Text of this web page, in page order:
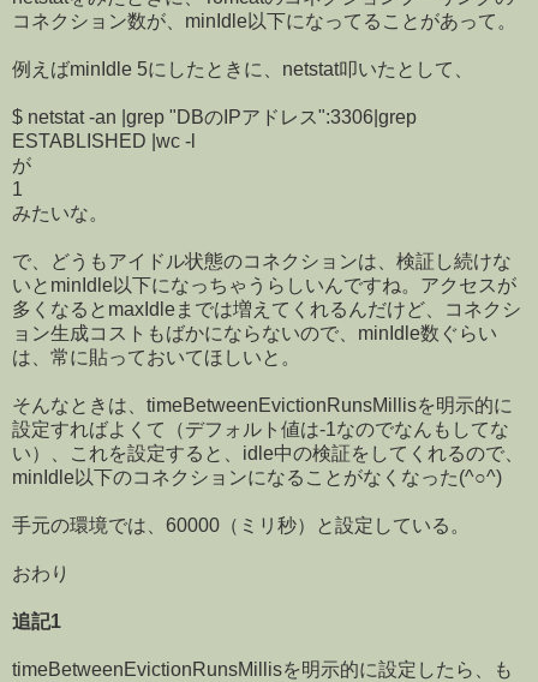
コネクション数が、minIdle以下になってることがあって。
例えばminIdle 5にしたときに、netstat叩いたとして、
$ netstat -an |grep "DBのIPアドレス":3306|grep
ESTABLISHED |wc -l
が
1
みたいな。
で、どうもアイドル状態のコネクションは、検証し続けな
いとminIdle以下になっちゃうらしいんですね。アクセスが
多くなるとmaxIdleまでは増えてくれるんだけど、コネクシ
ョン生成コストもばかにならないので、minIdle数ぐらい
は、常に貼っておいてほしいと。
そんなときは、timeBetweenEvictionRunsMillisを明示的に
設定すればよくて（デフォルト値は-1なのでなんもしてな
い）、これを設定すると、idle中の検証をしてくれるので、
minIdle以下のコネクションになることがなくなった(^○^)
手元の環境では、60000（ミリ秒）と設定している。
おわり
追記1
timeBetweenEvictionRunsMillisを明示的に設定したら、も